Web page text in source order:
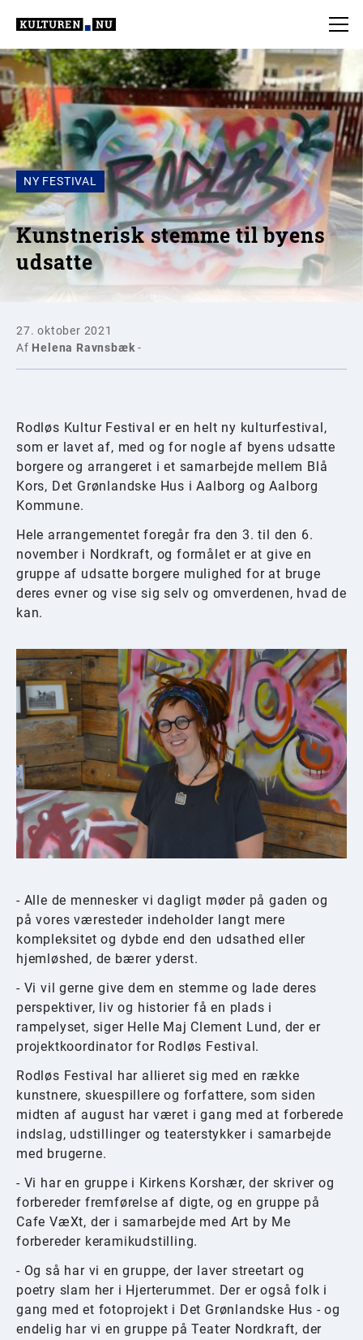
NY FESTIVAL
Kunstnerisk stemme til byens
udsatte
27. oktober 2021
Af Helena Ravnsbæk -
Rodløs Kultur Festival er en helt ny kulturfestival,
som er lavet af, med og for nogle af byens udsatte
borgere og arrangeret i et samarbejde mellem Blå
Kors, Det Grønlandske Hus i Aalborg og Aalborg
Kommune.
Hele arrangementet foregår fra den 3. til den 6.
november i Nordkraft, og formålet er at give en
gruppe af udsatte borgere mulighed for at bruge
deres evner og vise sig selv og omverdenen, hvad de
kan.
- Alle de mennesker vi dagligt møder på gaden og
på vores væresteder indeholder langt mere
kompleksitet og dybde end den udsathed eller
hjemløshed, de bærer yderst.
- Vi vil gerne give dem en stemme og lade deres
perspektiver, liv og historier få en plads i
rampelyset, siger Helle Maj Clement Lund, der er
projektkoordinator for Rodløs Festival.
Rodløs Festival har allieret sig med en række
kunstnere, skuespillere og forfattere, som siden
midten af august har været i gang med at forberede
indslag, udstillinger og teaterstykker i samarbejde
med brugerne.
- Vi har en gruppe i Kirkens Korshær, der skriver og
forbereder fremførelse af digte, og en gruppe på
Cafe VæXt, der i samarbejde med Art by Me
forbereder keramikudstilling.
- Og så har vi en gruppe, der laver streetart og
poetry slam her i Hjerterummet. Der er også folk i
gang med et fotoprojekt i Det Grønlandske Hus - og
endelig har vi en gruppe på Teater Nordkraft, der